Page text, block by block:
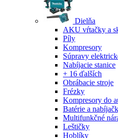
Dielňa
AKU vŕtačky a
Píly
Kompresory
Súpravy
Nabíjacie stanice
+ 16 ďalších
Obrábacie stroje
Frézky
Kompresory do
Batérie a
Multifunkčné
Leštičky
Hoblíky